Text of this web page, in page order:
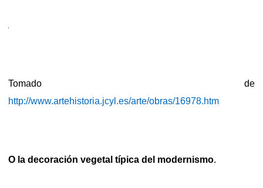
Tomado de
http://www.artehistoria.jcyl.es/arte/obras/16978.htm
O la decoración vegetal típica del modernismo.